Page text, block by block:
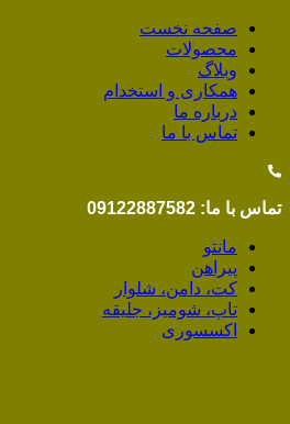
صفحه نخست
محصولات
وبلاگ
همکاری و استخدام
درباره ما
تماس با ما
تماس با ما: 09122887582
مانتو
پیراهن
کت، دامن، شلوار
تاپ، شومیز، جلیقه
اکسسوری